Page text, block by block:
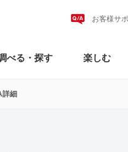
お客様サ
べる・探す 楽しむ
詳細